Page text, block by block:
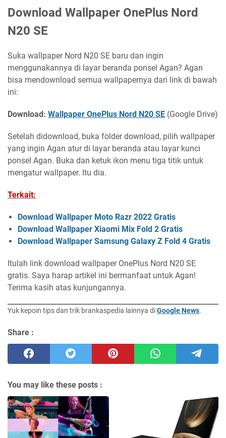
Download Wallpaper OnePlus Nord
N20 SE
Suka wallpaper Nord N20 SE baru dan ingin
menggunakannya di layar beranda ponsel Agan? Agan
bisa mendownload semua wallpapernya dari link di bawah
ini:
Download: Wallpaper OnePlus Nord N20 SE (Google Drive)
Setelah didownload, buka folder download, pilih wallpaper
yang ingin Agan atur di layar beranda atau layar kunci
ponsel Agan. Buka dan ketuk ikon menu tiga titik untuk
mengatur wallpaper. Itu dia.
Terkait:
Download Wallpaper Moto Razr 2022 Gratis
Download Wallpaper Xiaomi Mix Fold 2 Gratis
Download Wallpaper Samsung Galaxy Z Fold 4 Gratis
Itulah link download wallpaper OnePlus Nord N20 SE
gratis. Saya harap artikel ini bermanfaat untuk Agan!
Terima kasih atas kunjungannya.
Yuk kepoin tips dan trik brankaspedia lainnya diGoogle News.
Share :
You may like these posts :